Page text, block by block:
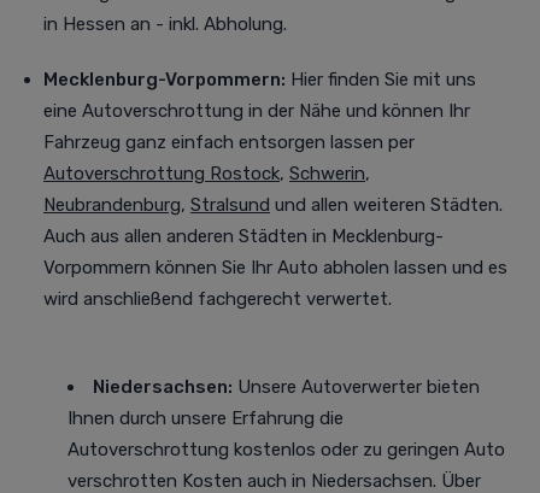
in Hessen an - inkl. Abholung.
Mecklenburg-Vorpommern: Hier finden Sie mit uns
eine Autoverschrottung in der Nähe und können Ihr
Fahrzeug ganz einfach entsorgen lassen per
Autoverschrottung Rostock, Schwerin,
Neubrandenburg, Stralsund und allen weiteren Städten.
Auch aus allen anderen Städten in Mecklenburg-
Vorpommern können Sie Ihr Auto abholen lassen und es
wird anschließend fachgerecht verwertet.
Niedersachsen: Unsere Autoverwerter bieten
Ihnen durch unsere Erfahrung die
Autoverschrottung kostenlos oder zu geringen Auto
verschrotten Kosten auch in Niedersachsen. Über